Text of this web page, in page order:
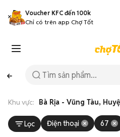
Voucher KFC đến 100k
Chỉ có trên app Chợ Tốt
Khu vực: Bà Rịa - Vũng Tàu,
Lọc Điện thoại 67